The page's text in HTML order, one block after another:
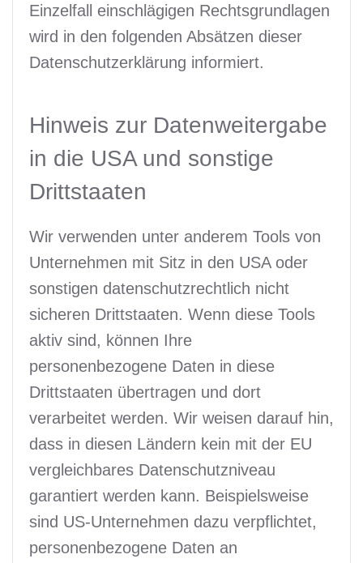
Einzelfall einschlägigen Rechtsgrundlagen
wird in den folgenden Absätzen dieser
Datenschutzerklärung informiert.
Hinweis zur Datenweitergabe
in die USA und sonstige
Drittstaaten
Wir verwenden unter anderem Tools von
Unternehmen mit Sitz in den USA oder
sonstigen datenschutzrechtlich nicht
sicheren Drittstaaten. Wenn diese Tools
aktiv sind, können Ihre
personenbezogene Daten in diese
Drittstaaten übertragen und dort
verarbeitet werden. Wir weisen darauf hin,
dass in diesen Ländern kein mit der EU
vergleichbares Datenschutzniveau
garantiert werden kann. Beispielsweise
sind US-Unternehmen dazu verpflichtet,
personenbezogene Daten an